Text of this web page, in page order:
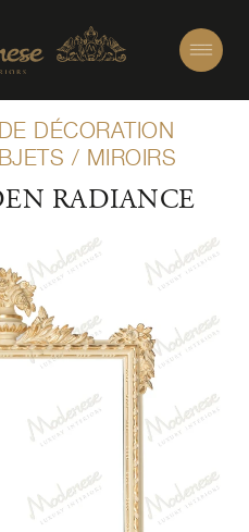
DÉCORATION
/ MIROIRS
RADIANCE